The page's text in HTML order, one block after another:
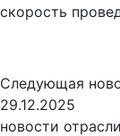
скорость
Следующая
29.12.2025
новости отрасли